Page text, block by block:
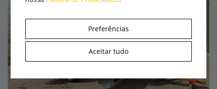
Preferências
Aceitar tudo